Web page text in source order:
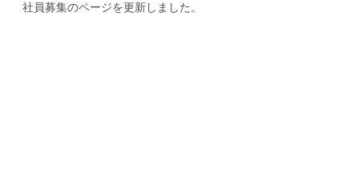
社員募集のページを更新しました。